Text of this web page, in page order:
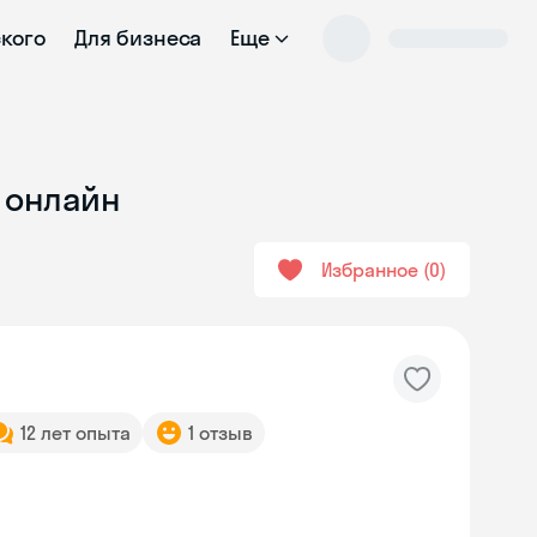
Для бизнеса Еще
Избранное 0
12 лет опыта 1 отзыв